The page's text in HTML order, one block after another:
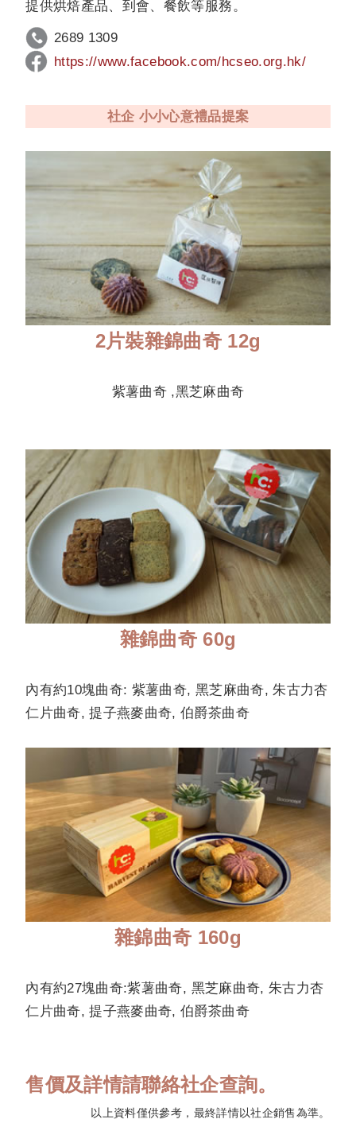
提供烘焙產品、到會、餐飲等服務。
2689 1309
https://www.facebook.com/hcseo.org.hk/
社企 小小心意禮品提案
2片裝雜錦曲奇 12g
紫薯曲奇 ,黑芝麻曲奇
雜錦曲奇 60g
內有約10塊曲奇: 紫薯曲奇, 黑芝麻曲奇, 朱古力杏
仁片曲奇, 提子燕麥曲奇, 伯爵茶曲奇
雜錦曲奇 160g
內有約27塊曲奇:紫薯曲奇, 黑芝麻曲奇, 朱古力杏
仁片曲奇, 提子燕麥曲奇, 伯爵茶曲奇
售價及詳情請聯絡社企查詢。
以上資料僅供參考，最終詳情以社企銷售為準。